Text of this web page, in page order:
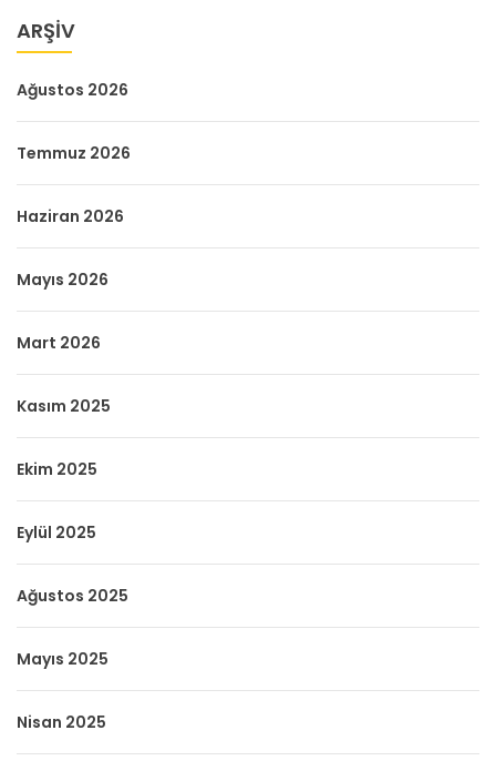
ARŞIV
Ağustos 2026
Temmuz 2026
Haziran 2026
Mayıs 2026
Mart 2026
Kasım 2025
Ekim 2025
Eylül 2025
Ağustos 2025
Mayıs 2025
Nisan 2025